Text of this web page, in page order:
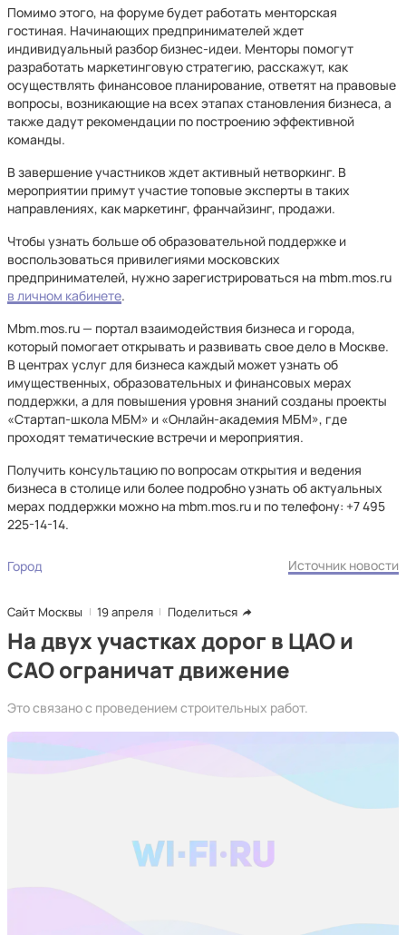
Помимо этого, на форуме будет работать менторская
гостиная. Начинающих предпринимателей ждет
индивидуальный разбор бизнес-идеи. Менторы помогут
разработать маркетинговую стратегию, расскажут, как
осуществлять финансовое планирование, ответят на правовые
вопросы, возникающие на всех этапах становления бизнеса, а
также дадут рекомендации по построению эффективной
команды.
В завершение участников ждет активный нетворкинг. В
мероприятии примут участие топовые эксперты в таких
направлениях, как маркетинг, франчайзинг, продажи.
Чтобы узнать больше об образовательной поддержке и
воспользоваться привилегиями московских
предпринимателей, нужно зарегистрироваться на mbm.mos.ru
в личном кабинете.
Mbm.mos.ru — портал взаимодействия бизнеса и города,
который помогает открывать и развивать свое дело в Москве.
В центрах услуг для бизнеса каждый может узнать об
имущественных, образовательных и финансовых мерах
поддержки, а для повышения уровня знаний созданы проекты
«Стартап-школа МБМ» и «Онлайн-академия МБМ», где
проходят тематические встречи и мероприятия.
Получить консультацию по вопросам открытия и ведения
бизнеса в столице или более подробно узнать об актуальных
мерах поддержки можно на mbm.mos.ru и по телефону: +7 495
225-14-14.
Город Источник новости
Сайт Москвы 19 апреля Поделиться
На двух участках дорог в ЦАО и
САО ограничат движение
Это связано с проведением строительных работ.